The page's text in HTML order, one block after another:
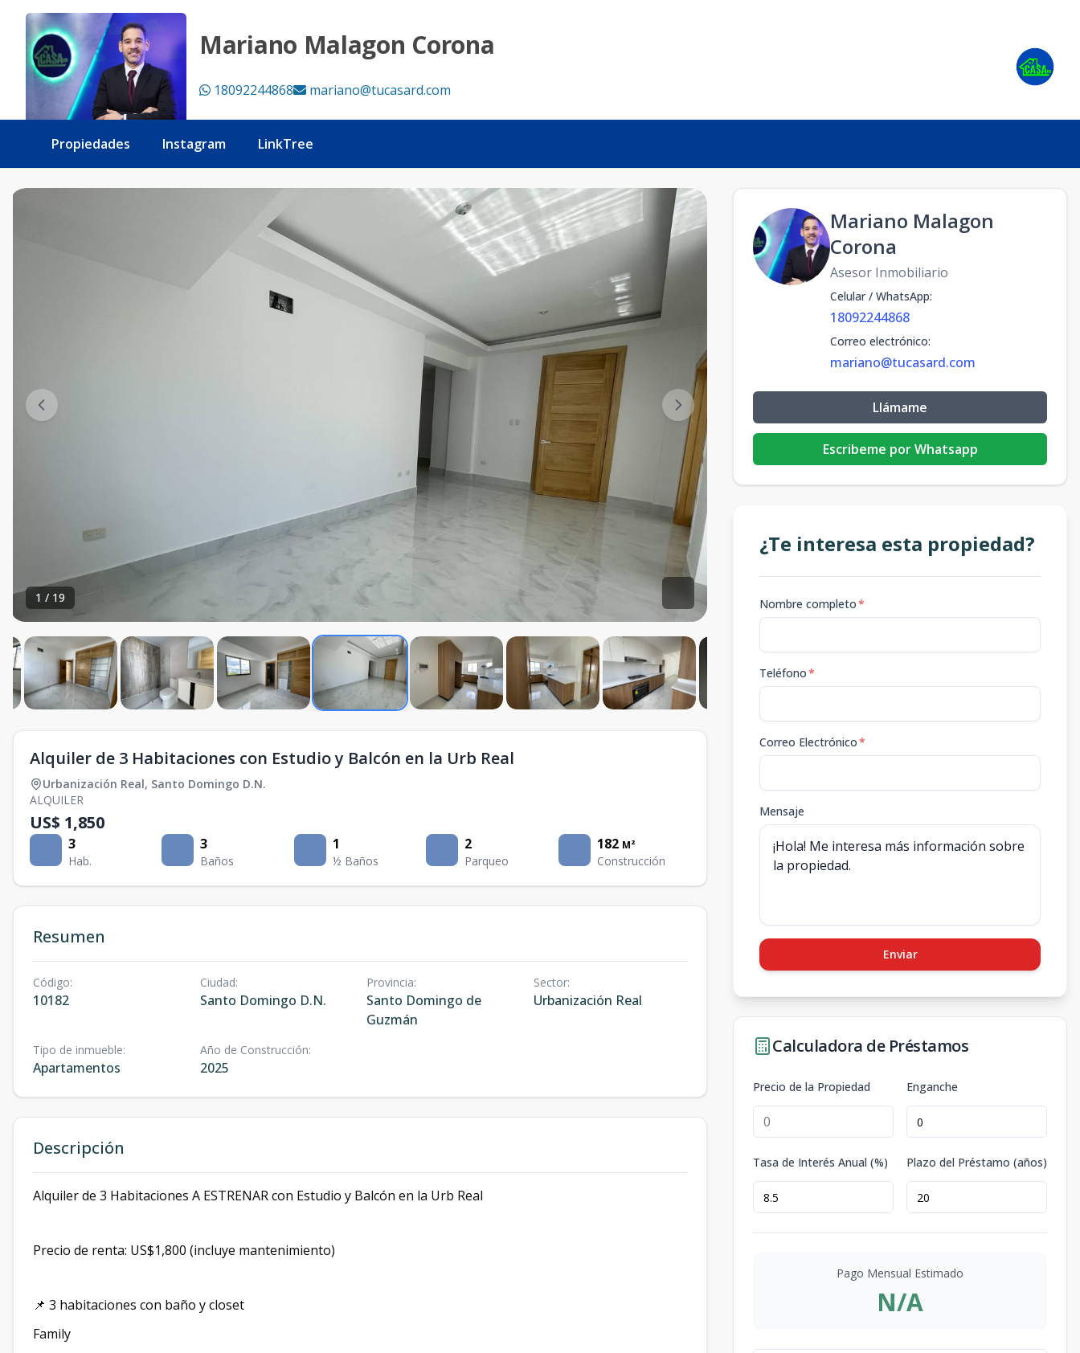
Mariano Malagon Corona
18092244868 mariano@tucasard.com
Propiedades Instagram LinkTree
1 / 19
Alquiler de 3 Habitaciones con Estudio y Balcón en la Urb Real
Urbanización Real, Santo Domingo D.N.
ALQUILER
US$ 1,850
3
Hab.
3
Baños
1
½ Baños
2
Parqueo
182 M²
Construcción
Resumen
Código:
10182
Ciudad:
Santo Domingo D.N.
Provincia:
Santo Domingo de
Guzmán
Sector:
Urbanización Real
Tipo de inmueble:
Apartamentos
Año de Construcción:
2025
Descripción
Alquiler de 3 Habitaciones A ESTRENAR con Estudio y Balcón en la Urb Real
Precio de renta: US$1,800 (incluye mantenimiento)
📌 3 habitaciones con baño y closet
Family
Mariano Malagon
Corona
Asesor Inmobiliario
Celular / WhatsApp:
18092244868
Correo electrónico:
mariano@tucasard.com
Llámame
Escribeme por Whatsapp
¿Te interesa esta propiedad?
Nombre completo*
Teléfono*
Correo Electrónico*
Mensaje
Enviar
Calculadora de Préstamos
Precio de la Propiedad Enganche
Tasa de Interés Anual (%) Plazo del Préstamo (años)
Pago Mensual Estimado
N/A
Alquiler de 3 Habitaciones con Estudio y Balcón en la Urb Real - Tu Casa RD